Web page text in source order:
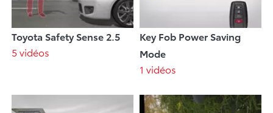
Toyota Safety Sense 2.5
5 vidéos
Key Fob Power Saving
Mode
1 vidéos